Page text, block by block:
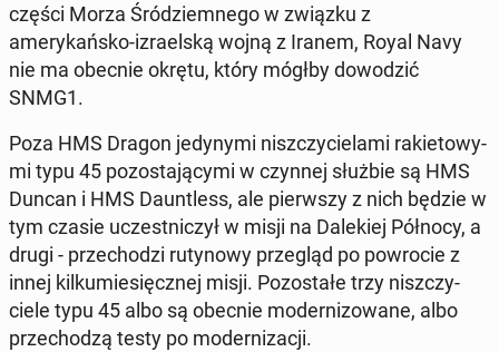
części Morza Śródziem­nego w związku z
amerykańsko-izrael­ską wojną z Iranem, Royal Navy
nie ma obecnie okrętu, który mógłby dowodz­ić
SNMG1.
Poza HMS Dragon je­dyny­mi niszczy­ciela­mi raki­etowy­
mi typu 45 po­zosta­ją­cy­mi w czynnej służbie są HMS
Duncan i HMS Daunt­less, ale pier­wszy z nich będzie w
tym czasie uczest­niczył w misji na Dalekiej Północy, a
drugi - prze­chodzi ru­tynowy przegląd po powro­cie z
innej kilku­miesięcznej misji. Po­zostałe trzy niszczy­
ciele typu 45 albo są obecnie mod­ern­i­zowane, albo
prze­chodzą testy po mod­ern­iza­cji.